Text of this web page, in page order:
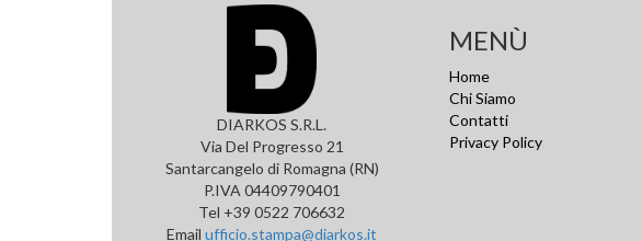
DIARKOS S.R.L.
Via Del Progresso 21
Santarcangelo di Romagna (RN)
P.IVA 04409790401
Tel +39 0522 706632
Emailufficio.stampa@diarkos.it
MENÙ
Home
Chi Siamo
Contatti
Privacy Policy